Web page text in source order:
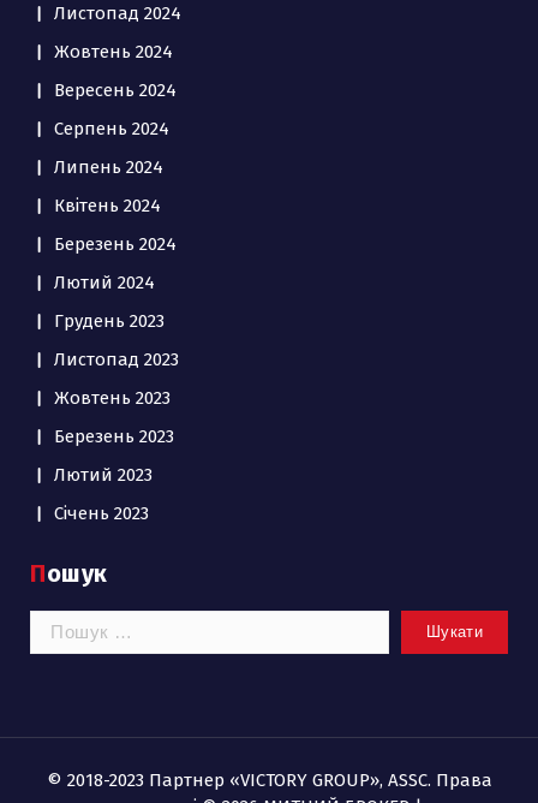
Листопад 2024
Жовтень 2024
Вересень 2024
Серпень 2024
Липень 2024
Квітень 2024
Березень 2024
Лютий 2024
Грудень 2023
Листопад 2023
Жовтень 2023
Березень 2023
Лютий 2023
Січень 2023
Пошук
Пошук:
© 2018-2023 Партнер «VICTORY GROUP», ASSC. Права